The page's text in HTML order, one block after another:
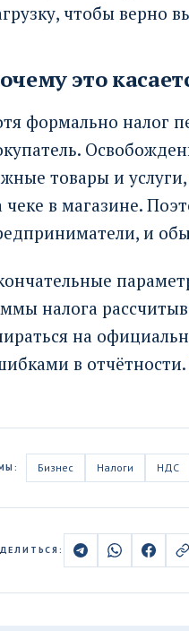
чтобы верно
это
формально налог
товары и
чеке в магазине.
и
налога
на
в
Бизнес Налоги НДС